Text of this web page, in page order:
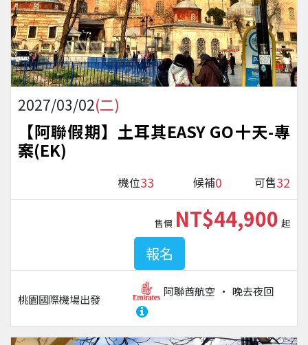
2027/03/02(二)
【阿聯假期】土耳其EASY GO十天-專
案(EK)
機位33 候補0 可售32
桃園國際機場出發
阿聯酋航空 晚去夜回
售價 NT$44,900 起
報名